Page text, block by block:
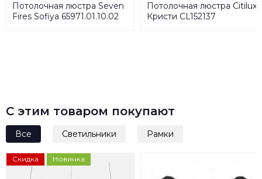
Потолочная люстра Seven
Fires Sofiya 65971.01.10.02
Потолочная люстра Citilux
Кристи CL152137
С этим товаром покупают
Все Светильники Рамки
Скидка Новинка